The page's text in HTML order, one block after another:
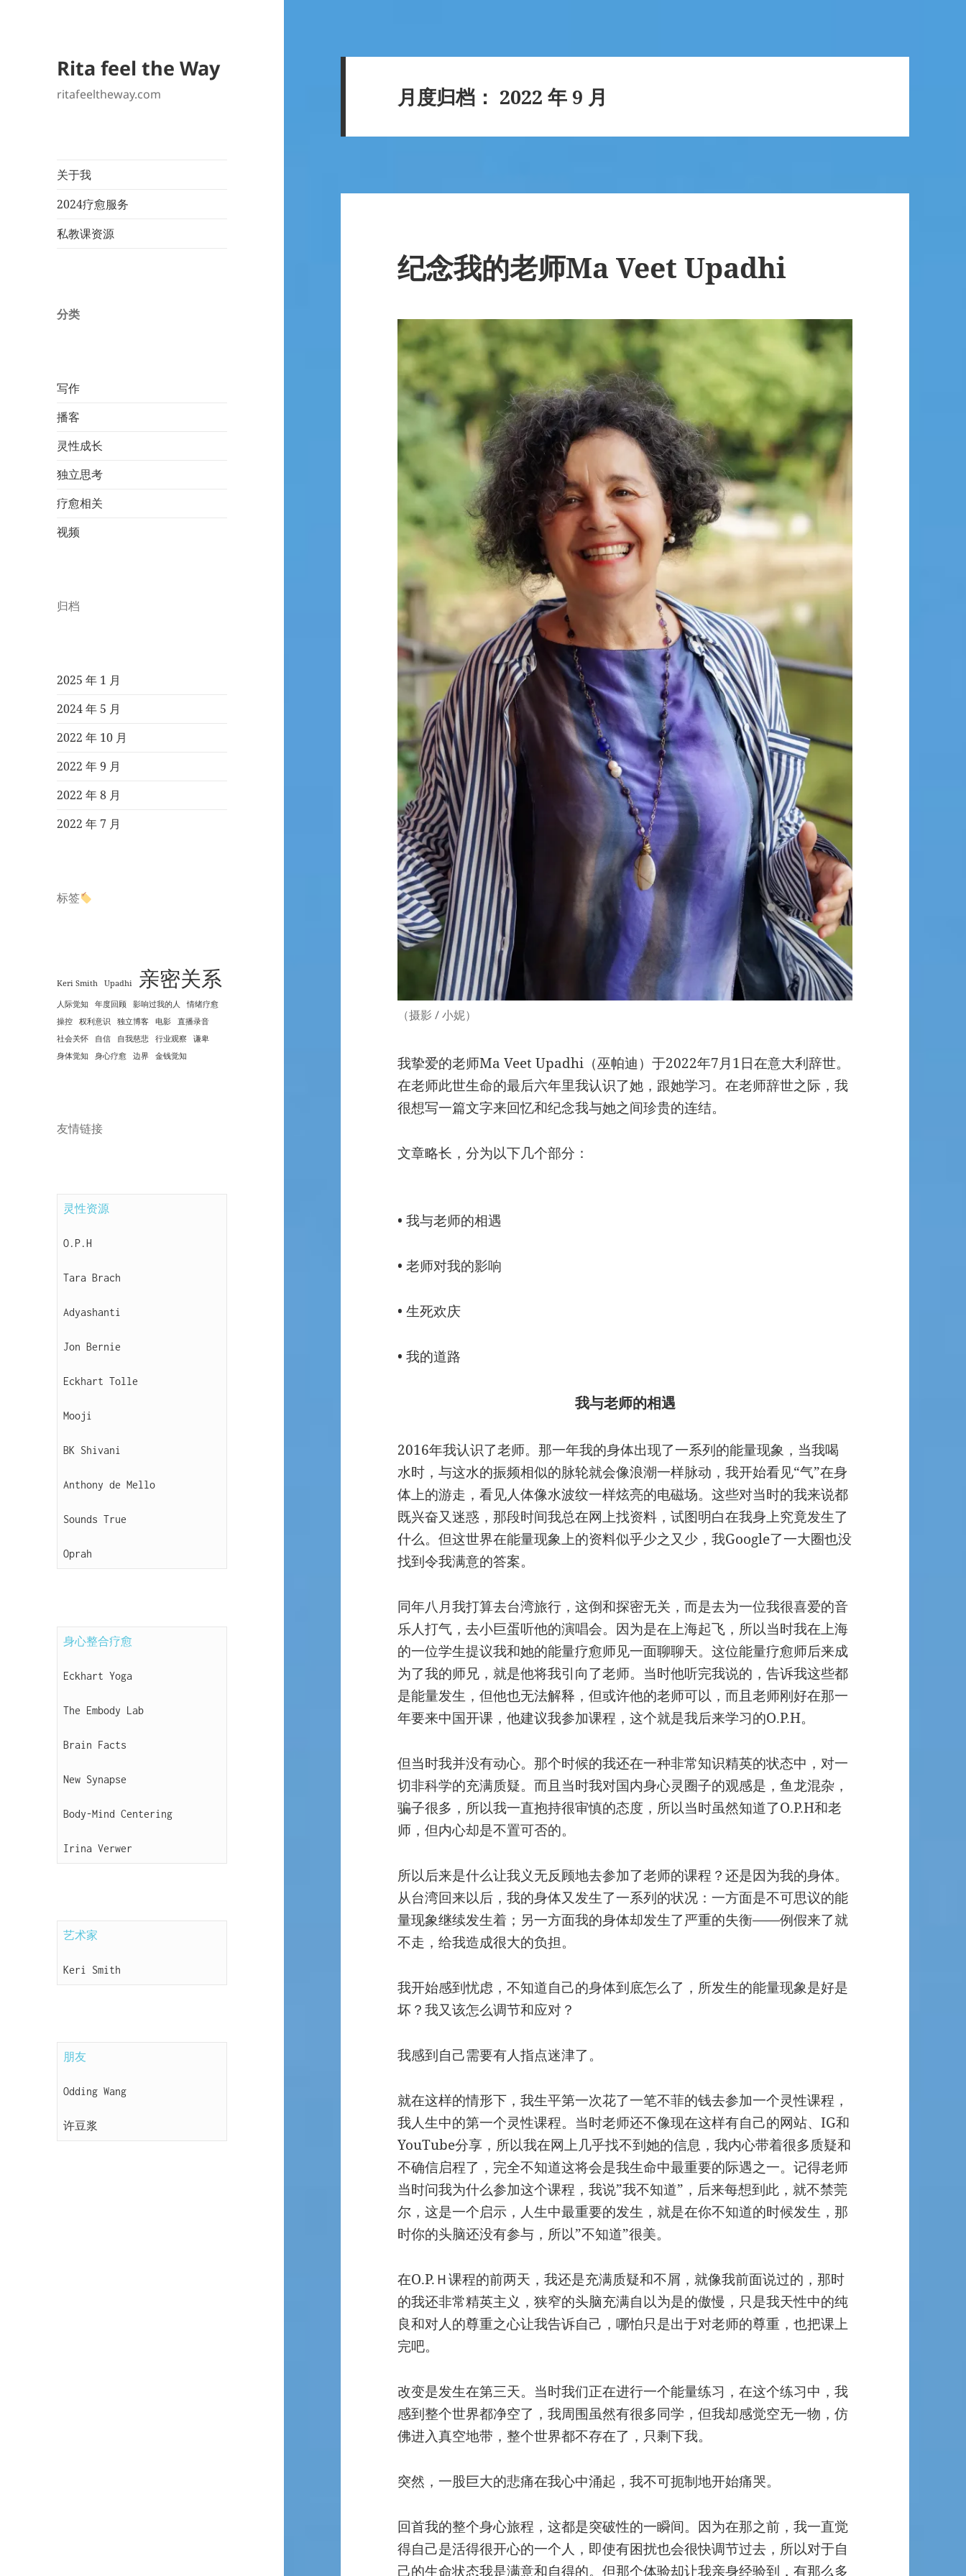
Rita feel the Way
ritafeeltheway.com
关于我
2024疗愈服务
私教课资源
分类
写作
播客
灵性成长
独立思考
疗愈相关
视频
归档
2025 年 1 月
2024 年 5 月
2022 年 10 月
2022 年 9 月
2022 年 8 月
2022 年 7 月
标签
Keri Smith Upadhi 亲密关系
人际觉知 年度回顾 影响过我的人
情绪疗愈
操控
权利意识 独立博客 电影
直播录音
社会关怀
自信 自我慈悲 行业观察
谦卑
身体觉知
身心疗愈 边界 金钱觉知
友情链接
灵性资源
O.P.H
Tara Brach
Adyashanti
Jon Bernie
Eckhart Tolle
Mooji
BK Shivani
Anthony de Mello
Sounds True
Oprah
身心整合疗愈
Eckhart Yoga
The Embody Lab
Brain Facts
New Synapse
Body-Mind Centering
Irina Verwer
艺术家
Keri Smith
朋友
Odding Wang
许豆浆
月度归档： 2022 年 9 月
纪念我的老师Ma Veet Upadhi
（摄影 / 小妮）
我挚爱的老师Ma Veet Upadhi（巫帕迪）于2022年7月1日在意大利辞世。
在老师此世生命的最后六年里我认识了她，跟她学习。在老师辞世之际，我
很想写一篇文字来回忆和纪念我与她之间珍贵的连结。
文章略长，分为以下几个部分：
• 我与老师的相遇
• 老师对我的影响
• 生死欢庆
• 我的道路
我与老师的相遇
2016年我认识了老师。那一年我的身体出现了一系列的能量现象，当我喝
水时，与这水的振频相似的脉轮就会像浪潮一样脉动，我开始看见“气”在身
体上的游走，看见人体像水波纹一样炫亮的电磁场。这些对当时的我来说都
既兴奋又迷惑，那段时间我总在网上找资料，试图明白在我身上究竟发生了
什么。但这世界在能量现象上的资料似乎少之又少，我Google了一大圈也没
找到令我满意的答案。
同年八月我打算去台湾旅行，这倒和探密无关，而是去为一位我很喜爱的音
乐人打气，去小巨蛋听他的演唱会。因为是在上海起飞，所以当时我在上海
的一位学生提议我和她的能量疗愈师见一面聊聊天。这位能量疗愈师后来成
为了我的师兄，就是他将我引向了老师。当时他听完我说的，告诉我这些都
是能量发生，但他也无法解释，但或许他的老师可以，而且老师刚好在那一
年要来中国开课，他建议我参加课程，这个就是我后来学习的O.P.H。
但当时我并没有动心。那个时候的我还在一种非常知识精英的状态中，对一
切非科学的充满质疑。而且当时我对国内身心灵圈子的观感是，鱼龙混杂，
骗子很多，所以我一直抱持很审慎的态度，所以当时虽然知道了O.P.H和老
师，但内心却是不置可否的。
所以后来是什么让我义无反顾地去参加了老师的课程？还是因为我的身体。
从台湾回来以后，我的身体又发生了一系列的状况：一方面是不可思议的能
量现象继续发生着；另一方面我的身体却发生了严重的失衡——例假来了就
不走，给我造成很大的负担。
我开始感到忧虑，不知道自己的身体到底怎么了，所发生的能量现象是好是
坏？我又该怎么调节和应对？
我感到自己需要有人指点迷津了。
就在这样的情形下，我生平第一次花了一笔不菲的钱去参加一个灵性课程，
我人生中的第一个灵性课程。当时老师还不像现在这样有自己的网站、IG和
YouTube分享，所以我在网上几乎找不到她的信息，我内心带着很多质疑和
不确信启程了，完全不知道这将会是我生命中最重要的际遇之一。记得老师
当时问我为什么参加这个课程，我说”我不知道”，后来每想到此，就不禁莞
尔，这是一个启示，人生中最重要的发生，就是在你不知道的时候发生，那
时你的头脑还没有参与，所以”不知道”很美。
在O.P.Ｈ课程的前两天，我还是充满质疑和不屑，就像我前面说过的，那时
的我还非常精英主义，狭窄的头脑充满自以为是的傲慢，只是我天性中的纯
良和对人的尊重之心让我告诉自己，哪怕只是出于对老师的尊重，也把课上
完吧。
改变是发生在第三天。当时我们正在进行一个能量练习，在这个练习中，我
感到整个世界都净空了，我周围虽然有很多同学，但我却感觉空无一物，仿
佛进入真空地带，整个世界都不存在了，只剩下我。
突然，一股巨大的悲痛在我心中涌起，我不可扼制地开始痛哭。
回首我的整个身心旅程，这都是突破性的一瞬间。因为在那之前，我一直觉
得自己是活得很开心的一个人，即使有困扰也会很快调节过去，所以对于自
己的生命状态我是满意和自得的。但那个体验却让我亲身经验到，有那么多